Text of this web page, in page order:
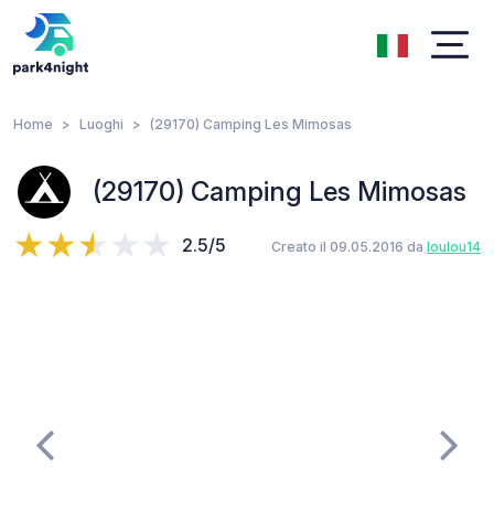
Home Luoghi (29170) Camping Les Mimosas
(29170) Camping Les Mimosas
2.5/5 Creato il 09.05.2016 da loulou14